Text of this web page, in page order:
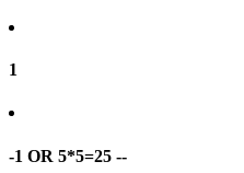
1
-1 OR 5*5=25 --